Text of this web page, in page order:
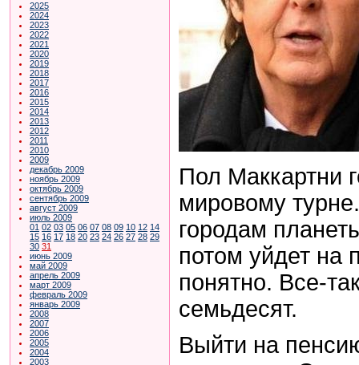
2025
2024
2023
2022
2021
2020
2019
2018
2017
2016
2015
2014
2013
2012
2011
2010
2009
декабрь 2009
ноябрь 2009
октябрь 2009
сентябрь 2009
август 2009
июль 2009
01 02 03 05 06 07 08 09 10 12 14
15 16 17 18 20 23 24 26 27 28 29
30 31
июнь 2009
май 2009
апрель 2009
март 2009
февраль 2009
январь 2009
2008
2007
2006
2005
2004
2003
Пол Маккартни
мировому
городам
потом уйдет на
понятно. Все-
семьдесят.
Выйти на